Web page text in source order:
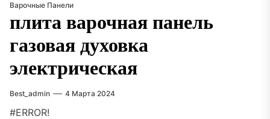
Варочные Панели
плита варочная панель
газовая духовка
электрическая
Best_admin 4 Марта 2024
#ERROR!